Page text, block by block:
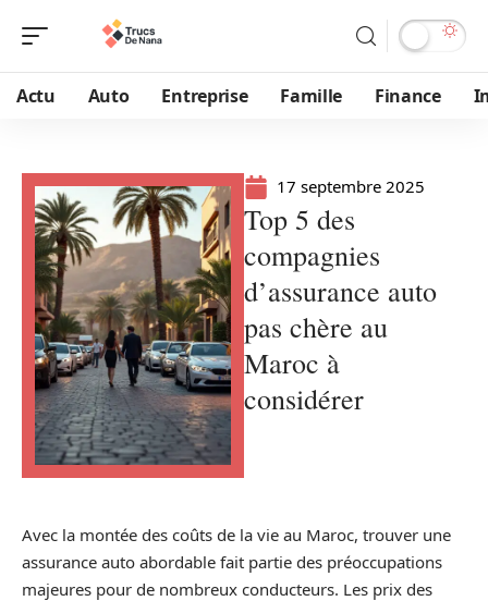
Actu Auto Entreprise Famille Finance
17 septembre 2025
Top 5 des
compagnies
d’assurance auto
pas chère au
Maroc à
considérer
Avec la montée des coûts de la vie au Maroc, trouver une
assurance auto abordable fait partie des préoccupations
majeures pour de nombreux conducteurs. Les prix des